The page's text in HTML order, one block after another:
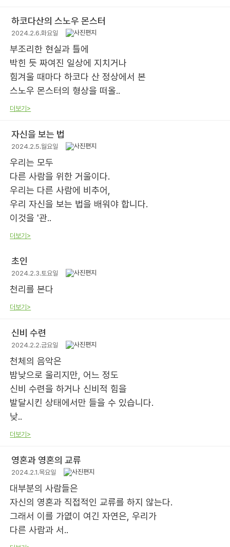
하코다산의 스노우 몬스터
2024.2.6.화요일
부조리한 현실과 틀에
박힌 듯 짜여진 일상에 지치거나
힘겨울 때마다 하코다 산 정상에서 본
스노우 몬스터의 형상을 떠올..
더보기>
자신을 보는 법
2024.2.5.월요일
우리는 모두
다른 사람을 위한 거울이다.
우리는 다른 사람에 비추어,
우리 자신을 보는 법을 배워야 합니다.
이것을 '관..
더보기>
초인
2024.2.3.토요일
천리를 본다
더보기>
신비 수련
2024.2.2.금요일
천체의 음악은
밤낮으로 울리지만, 어느 정도
신비 수련을 하거나 신비적 힘을
발달시킨 상태에서만 들을 수 있습니다.
낮..
더보기>
영혼과 영혼의 교류
2024.2.1.목요일
대부분의 사람들은
자신의 영혼과 직접적인 교류를 하지 않는다.
그래서 이를 가엾이 여긴 자연은, 우리가
다른 사람과 서..